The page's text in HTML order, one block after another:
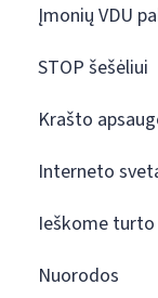
Įmonių VDU
STOP šešėliui
Krašto
Interneto
Ieškome turto
Nuorodos